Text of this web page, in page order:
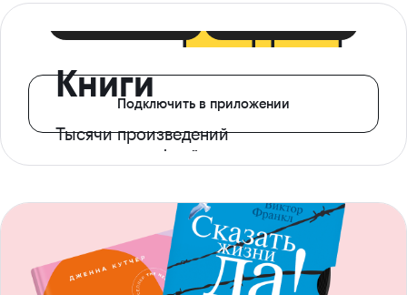
Книги
Тысячи произведений
с доступом офлайн
Подключить в приложении